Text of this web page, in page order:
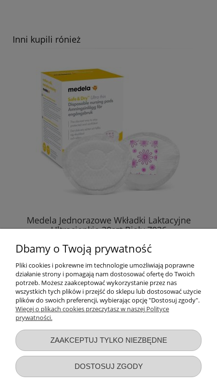
Pieluchy Tetrowe BIAŁE 60x80cm 10szt
Inni kupili rónież
Medela Jednorazowe Wkładki Laktacyjne
Ultracienkie 30szt Biały 7036
19,99 zł
DO KOSZYKA
Dbamy o Twoją prywatność
Pliki cookies i pokrewne im technologie umożliwiają poprawne
działanie strony i pomagają nam dostosować ofertę do Twoich
potrzeb. Możesz zaakceptować wykorzystanie przez nas
wszystkich tych plików i przejść do sklepu lub dostosować użycie
plików do swoich preferencji, wybierając opcję "Dostosuj zgody".
Więcej o plikach cookies przeczytasz w naszej Polityce
prywatności.
ZAAKCEPTUJ TYLKO NIEZBĘDNE
DOSTOSUJ ZGODY